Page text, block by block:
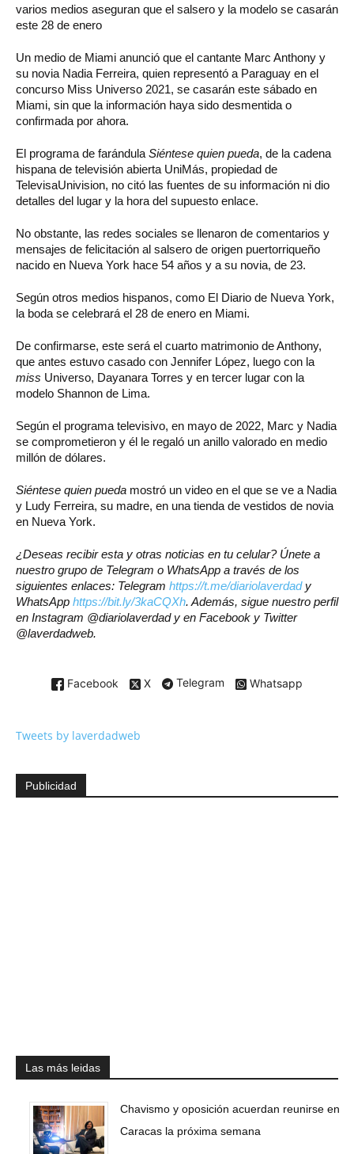
varios medios aseguran que el salsero y la modelo se casarán
este 28 de enero
Un medio de Miami anunció que el cantante Marc Anthony y
su novia Nadia Ferreira, quien representó a Paraguay en el
concurso Miss Universo 2021, se casarán este sábado en
Miami, sin que la información haya sido desmentida o
confirmada por ahora.
El programa de farándula Siéntese quien pueda, de la cadena
hispana de televisión abierta UniMás, propiedad de
TelevisaUnivision, no citó las fuentes de su información ni dio
detalles del lugar y la hora del supuesto enlace.
No obstante, las redes sociales se llenaron de comentarios y
mensajes de felicitación al salsero de origen puertorriqueño
nacido en Nueva York hace 54 años y a su novia, de 23.
Según otros medios hispanos, como El Diario de Nueva York,
la boda se celebrará el 28 de enero en Miami.
De confirmarse, este será el cuarto matrimonio de Anthony,
que antes estuvo casado con Jennifer López, luego con la
miss Universo, Dayanara Torres y en tercer lugar con la
modelo Shannon de Lima.
Según el programa televisivo, en mayo de 2022, Marc y Nadia
se comprometieron y él le regaló un anillo valorado en medio
millón de dólares.
Siéntese quien pueda mostró un video en el que se ve a Nadia
y Ludy Ferreira, su madre, en una tienda de vestidos de novia
en Nueva York.
¿Deseas recibir esta y otras noticias en tu celular? Únete a
nuestro grupo de Telegram o WhatsApp a través de los
siguientes enlaces: Telegram https://t.me/diariolaverdady
WhatsApp https://bit.ly/3kaCQXh. Además, sigue nuestro perfil
en Instagram @diariolaverdad y en Facebook y Twitter
@laverdadweb.
Facebook X Telegram Whatsapp
Tweets by laverdadweb
Publicidad
Las más leidas
Chavismo y oposición acuerdan reunirse en
Caracas la próxima semana